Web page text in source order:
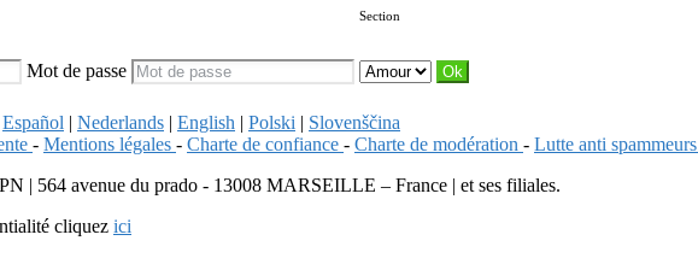
Mot de passe
Section
Español | Nederlands | English | Polski | Slovenščina
- Mentions légales - Charte de confiance - Charte de modération - Lutte anti spammeurs
PN | 564 avenue du prado - 13008 MARSEILLE – France | et ses filiales.
cliquez ici